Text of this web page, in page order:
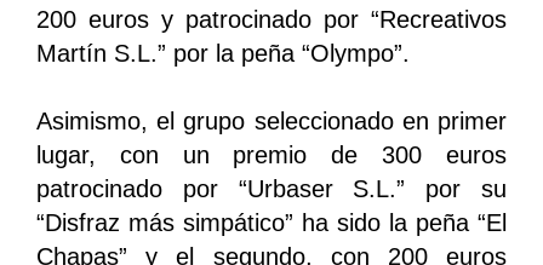
200 euros y patrocinado por “Recreativos
Martín S.L.” por la peña “Olympo”.
Asimismo, el grupo seleccionado en primer
lugar, con un premio de 300 euros
patrocinado por “Urbaser S.L.” por su
“Disfraz más simpático” ha sido la peña “El
Chapas” y el segundo, con 200 euros